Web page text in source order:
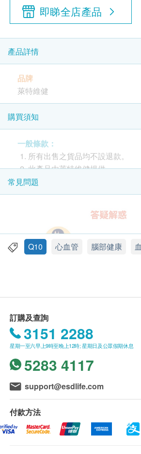
即睇全店產品
產品詳情
品牌
萊特維健
產地
香港
包裝
每盒 30 粒，每粒 600 毫克
保健功效
改善心腦血管功能、提高免疫力
NAD+水平、血管機能年輕化
提升能量、擊退疲勞、抗氧化、
心腦血管日常保養人士
免疫力低下人士
主要成份
原型輔酶Q10 (QH)、紫蘇籽油、
膠
每粒含有QH 100
食用方法
每日 1 次，每次 1 粒
購買須知
一般條款：
所有出售之貨品均不設退款。
此產品由萊特維健提供。
如有任何爭議，萊特維
Health.ESDlife 保留最終決議權
購買萊特維健產品總額滿
費送貨服務。賬單總額未滿
運費。
所有訂單須視乎相關貨品的供
認。倘若生活易未能提供任何訂
易有權拒絕接受該訂單，並且會
或電郵通知顧客再作安排。
保用：
貨品質量保證，於顧客收到產品
應最少有9個月或以上。
退換條款：
常見問題
Q10 心血管 腦部健康
訂購及查詢
3151 2288
星期一至六早上9時至晚上12時; 星期日及公眾假期休息
5283 4117
support@esdlife.com
付款方法